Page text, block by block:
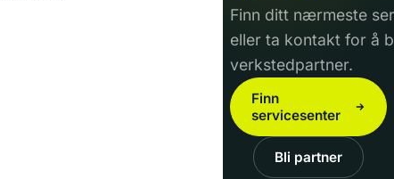
Finn ditt nærmeste
eller ta kontakt for å
verkstedpartner.
Finn
servicesenter
Bli partner